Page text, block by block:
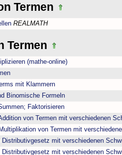
Termen
REALMATH
Termen
(mathe-online)
mit Klammern
Binomische Formeln
Faktorisieren
von Termen mit verschiedenen
von Termen mit
Distributivgesetz mit verschiedenen
Distributivgesetz mit verschiedenen